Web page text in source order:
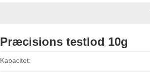
Præcisions testlod 10g
Kapacitet: